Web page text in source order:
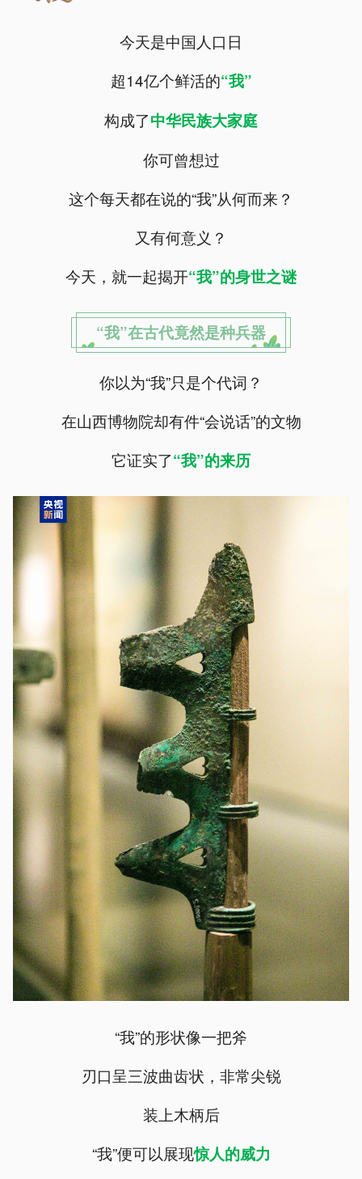
今天是中国人口日
超14亿个鲜活的“我”
构成了中华民族大家庭
你可曾想过
这个每天都在说的“我”从何而来？
又有何意义？
今天，就一起揭开“我”的身世之谜
“我”在古代竟然是种兵器
你以为“我”只是个代词？
在山西博物院却有件“会说话”的文物
它证实了“我”的来历
“我”的形状像一把斧
刃口呈三波曲齿状，非常尖锐
装上木柄后
“我”便可以展现惊人的威力